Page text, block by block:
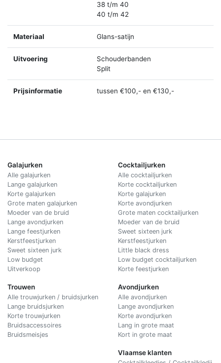
38 t/m 40
40 t/m 42
Materiaal Glans-satijn
Uitvoering
Schouderbanden
Split
Prijsinformatie tussen €100,- en €130,-
Galajurken
Alle galajurken
Lange galajurken
Korte galajurken
Grote maten galajurken
Moeder van de bruid
Lange avondjurken
Lange feestjurken
Kerstfeestjurken
Sweet sixteen jurk
Low budget
Uitverkoop
Trouwen
Alle trouwjurken / bruidsjurken
Lange bruidsjurken
Korte trouwjurken
Bruidsaccessoires
Bruidsmeisjes
Cocktailjurken
Alle cocktailjurken
Korte cocktailjurken
Korte galajurken
Korte avondjurken
Grote maten cocktailjurken
Moeder van de bruid
Sweet sixteen jurk
Kerstfeestjurken
Little black dress
Low budget cocktailjurken
Korte feestjurken
Avondjurken
Alle avondjurken
Lange avondjurken
Korte avondjurken
Lang in grote maat
Kort in grote maat
Vlaamse klanten